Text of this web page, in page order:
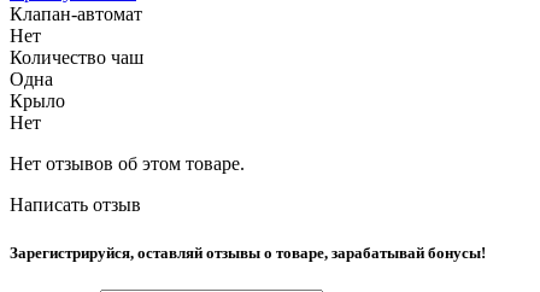
Клапан-автомат
Нет
Количество чаш
Одна
Крыло
Нет
Нет отзывов об этом товаре.
Написать отзыв
Зарегистрируйся, оставляй отзывы о товаре, зарабатывай бонусы!